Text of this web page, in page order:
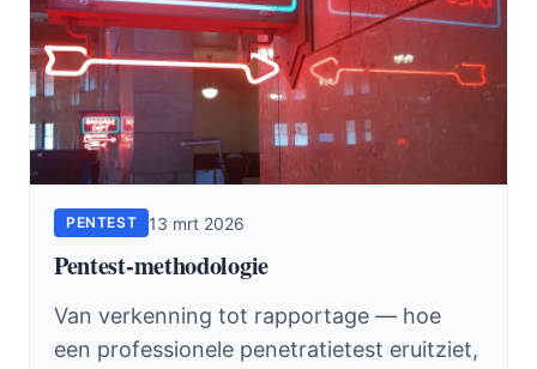
PENTEST 13 mrt 2026
Pentest-methodologie
Van verkenning tot rapportage — hoe
een professionele penetratietest eruitziet,